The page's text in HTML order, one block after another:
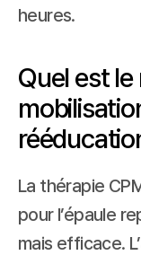
heures.
Quel est le
La thérapie
pour l’épaule
mais efficace.